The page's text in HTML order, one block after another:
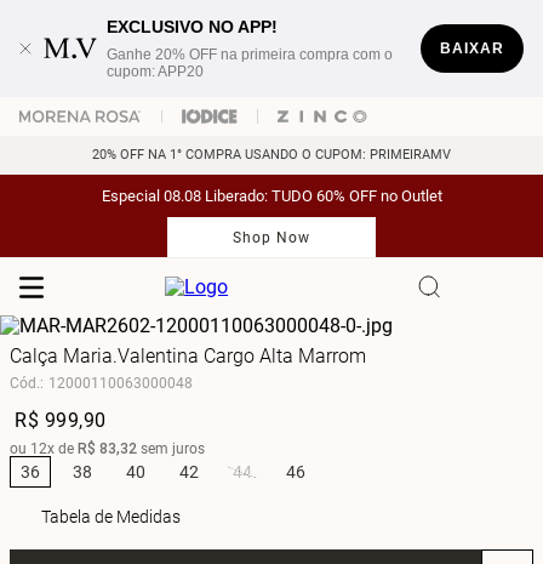
EXCLUSIVO NO APP!
Ganhe 20% OFF na primeira compra com o
cupom: APP20
BAIXAR
20% OFF NA 1° COMPRA USANDO O CUPOM: PRIMEIRAMV
Especial 08.08 Liberado: TUDO 60% OFF no Outlet
Shop Now
Calça Maria.Valentina Cargo Alta Marrom
Cód.: 12000110063000048
R$ 999,90
ou 12x de R$ 83,32 sem juros
36 38 40 42 44 46
Tabela de Medidas